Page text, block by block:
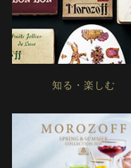
知る・楽しむ